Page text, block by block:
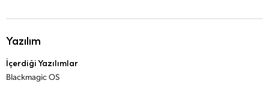
Yazılım
İçerdiği Yazılımlar
Blackmagic OS